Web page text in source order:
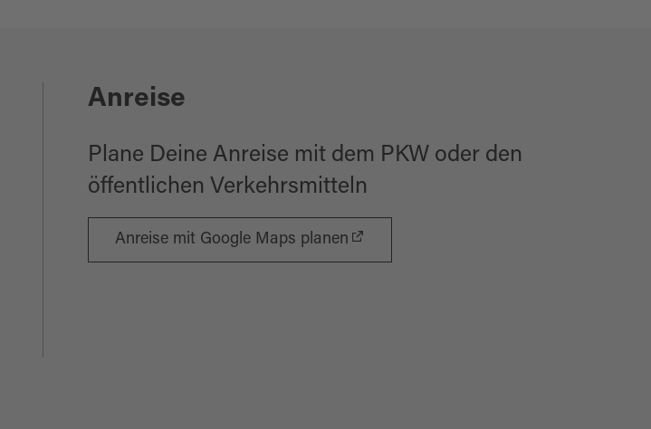
Anreise
Plane Deine Anreise mit dem PKW oder den
öffentlichen Verkehrsmitteln
Anreise mit Google Maps planen